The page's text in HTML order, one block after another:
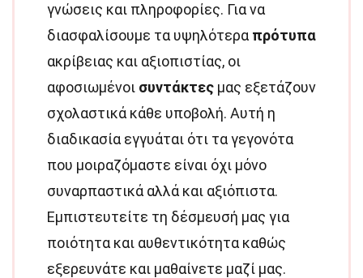
γνώσεις και πληροφορίες. Για να
διασφαλίσουμε τα υψηλότερα πρότυπα
ακρίβειας και αξιοπιστίας, οι
αφοσιωμένοι συντάκτες μας εξετάζουν
σχολαστικά κάθε υποβολή. Αυτή η
διαδικασία εγγυάται ότι τα γεγονότα
που μοιραζόμαστε είναι όχι μόνο
συναρπαστικά αλλά και αξιόπιστα.
Εμπιστευτείτε τη δέσμευσή μας για
ποιότητα και αυθεντικότητα καθώς
εξερευνάτε και μαθαίνετε μαζί μας.